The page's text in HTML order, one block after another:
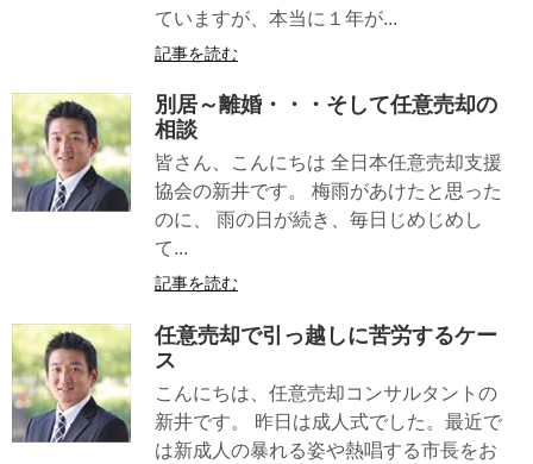
ていますが、本当に１年が...
記事を読む
別居～離婚・・・そして任意売却の
相談
皆さん、こんにちは 全日本任意売却支援
協会の新井です。 梅雨があけたと思った
のに、 雨の日が続き、毎日じめじめし
て...
記事を読む
任意売却で引っ越しに苦労するケー
ス
こんにちは、任意売却コンサルタントの
新井です。 昨日は成人式でした。最近で
は新成人の暴れる姿や熱唱する市長をお